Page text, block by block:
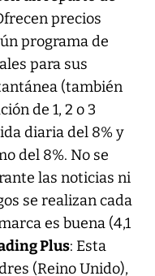
precios
programa de
para sus
(también
de 1, 2 o 3
diaria del 8% y
del 8%. No se
las noticias ni
se realizan cada
es buena (4,1
Plus: Esta
(Reino Unido),